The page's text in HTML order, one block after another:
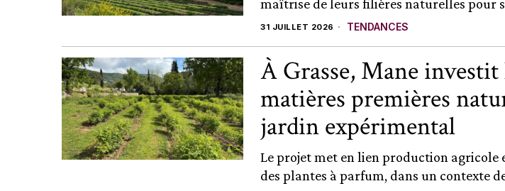
maîtrise de leurs filières naturelles pour
31 JUILLET 2026 TENDANCES
À Grasse, Mane
matières premières
jardin expérimental
Le projet met en lien production
des plantes à parfum, dans un contexte